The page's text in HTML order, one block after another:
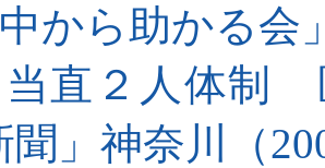
中から助かる
当直２人体
聞」神奈川（